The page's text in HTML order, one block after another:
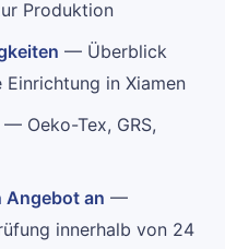
Produktion
— Überblick
in Xiamen
— Oeko-Tex, GRS,
Angebot an —
innerhalb von 24